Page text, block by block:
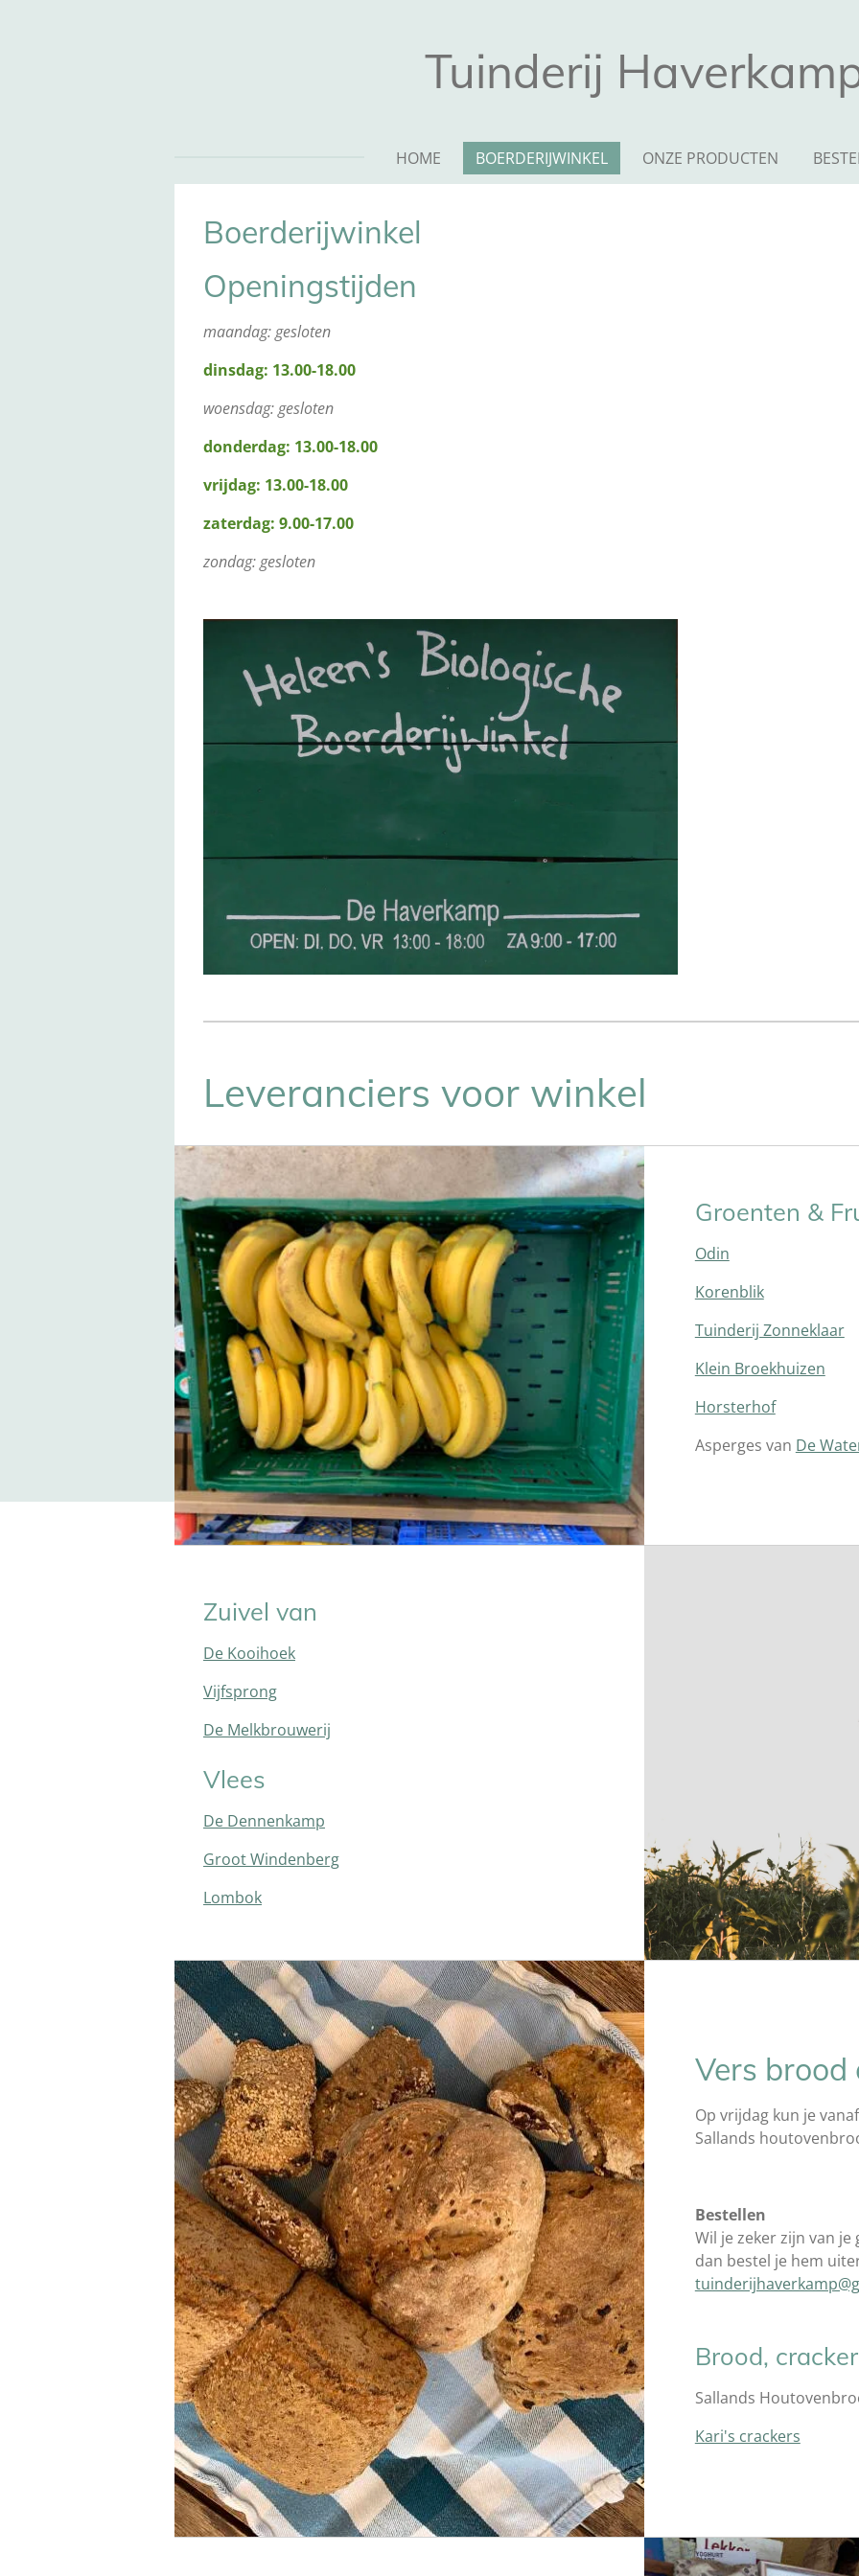
Tuinderij
HOME BOERDERIJWINKEL ONZE PRODUCTEN
Boerderijwinkel
Openingstijden
maandag: gesloten
dinsdag: 13.00-18.00
woensdag: gesloten
donderdag: 13.00-18.00
vrijdag: 13.00-18.00
zaterdag: 9.00-17.00
zondag: gesloten
Leveranciers voor winkel
Groenten &
Odin
Korenblik
Tuinderij Zonneklaar
Klein Broekhuizen
Horsterhof
Asperges van De
Zuivel van
De Kooihoek
Vijfsprong
De Melkbrouwerij
Vlees
De Dennenkamp
Groot Windenberg
Lombok
Vers
Op vrijdag kun je
Sallands
Bestellen
Wil je zeker zijn van
dan bestel je hem
Brood,
Sallands
Kari's crackers